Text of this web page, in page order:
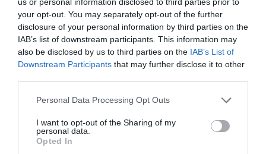
your opt-out. You may separately opt-out of the further
disclosure of your personal information by third parties on the
IAB’s list of downstream participants. This information may
also be disclosed by us to third parties on the IAB’s List of
Downstream Participants that may further disclose it to other
Personal Data Processing Opt Outs
I want to opt-out of the Sharing of my
personal data.
Opted In
ΔΕΊΤΕ ΕΠΊΣΗΣ...